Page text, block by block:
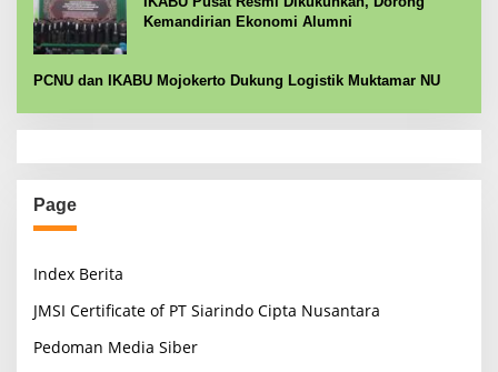
Kemandirian Ekonomi Alumni
PCNU dan IKABU Mojokerto Dukung Logistik Muktamar NU
Page
Index Berita
JMSI Certificate of PT Siarindo Cipta Nusantara
Pedoman Media Siber